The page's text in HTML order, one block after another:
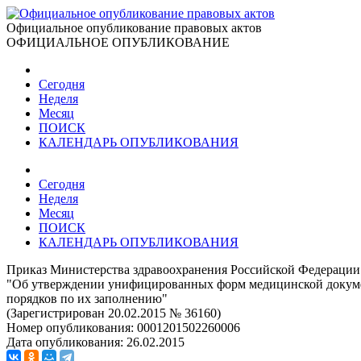
Официальное опубликование правовых актов
ОФИЦИАЛЬНОЕ ОПУБЛИКОВАНИЕ
Сегодня
Неделя
Месяц
ПОИСК
КАЛЕНДАРЬ ОПУБЛИКОВАНИЯ
Сегодня
Неделя
Месяц
ПОИСК
КАЛЕНДАРЬ ОПУБЛИКОВАНИЯ
Приказ Министерства здравоохранения Российской
"Об утверждении унифицированных форм медицинской
порядков по их заполнению"
(Зарегистрирован 20.02.2015 № 36160)
Номер опубликования: 0001201502260006
Дата опубликования: 26.02.2015